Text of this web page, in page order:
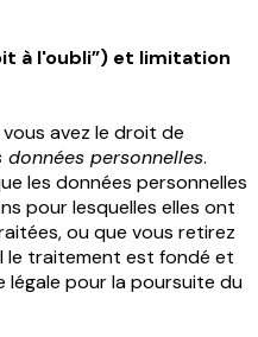
à l'oubli”) et limitation
avez le droit de
personnelles.
les données personnelles
pour lesquelles elles ont
ou que vous retirez
le traitement est fondé et
légale pour la poursuite du